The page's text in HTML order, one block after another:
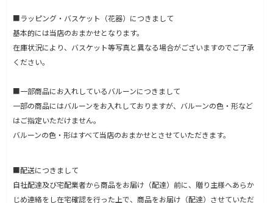
■ラッピング・バスケット（花器）につきまして
基本的には当店のおまかせとなります。
在庫状況により、バスケット等写真と異なる場合がございますのでご了承
ください。
■一部商品にお入れしているバルーンにつきまして
一部の商品にはバルーンをお入れしておりますが、バルーンの色・形など
はご指定いただけません。
バルーンの色・形はすべて当店のおまかせとさせていただきます。
■配送につきまして
自社配達及び宅配業者から商品をお届け（配達）前に、贈り主様へあらか
じめ連絡をし在宅確認を行った上で、商品をお届け（配達）させていただ